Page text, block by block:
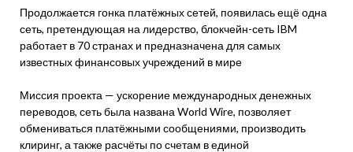
Продолжается гонка платёжных сетей, появилась ещё одна
сеть, претендующая на лидерство, блокчейн-сеть IBM
работает в 70 странах и предназначена для самых
известных финансовых учреждений в мире
Миссия проекта — ускорение международных денежных
переводов, сеть была названа World Wire, позволяет
обмениваться платёжными сообщениями, производить
клиринг, а также расчёты по счетам в единой